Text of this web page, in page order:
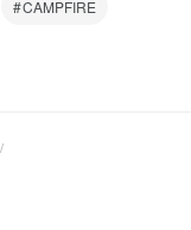
CAMPFIRE